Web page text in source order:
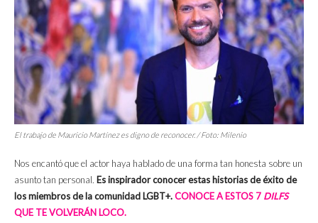
El trabajo de Mauricio Martínez es digno de reconocer. / Foto: Milenio
Nos encantó que el actor haya hablado de una forma tan honesta sobre un
asunto tan personal. Es inspirador conocer estas historias de éxito de
los miembros de la comunidad LGBT+.CONOCE A ESTOS 7 DILFS
QUE TE VOLVERÁN LOCO.